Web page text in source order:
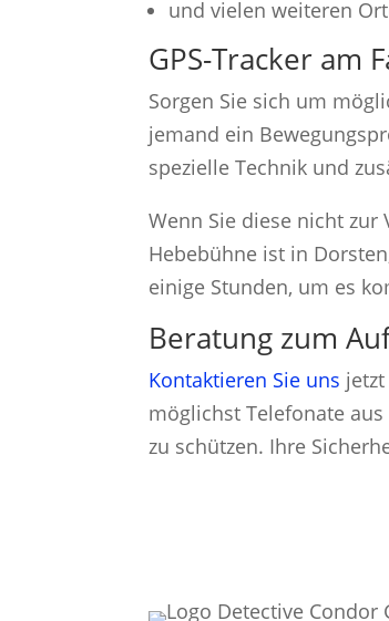
und vielen weiteren
GPS-Tracker am
Sorgen Sie sich um
jemand ein
spezielle Technik und
Wenn Sie diese nicht zur
Hebebühne ist in
einige Stunden, um es
Beratung zum
Kontaktieren Sie uns
möglichst Telefonate
zu schützen. Ihre